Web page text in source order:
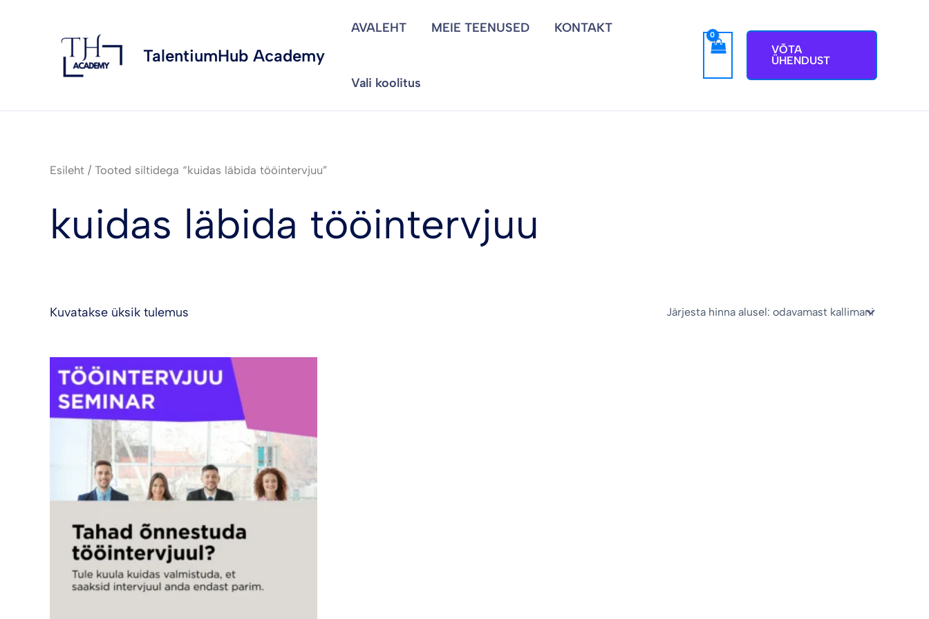
TalentiumHub Academy
AVALEHT MEIE TEENUSED KONTAKT
Vali koolitus
VÕTA
ÜHENDUST
Esileht / Tooted siltidega “kuidas läbida tööintervjuu”
kuidas läbida tööintervjuu
Kuvatakse üksik tulemus